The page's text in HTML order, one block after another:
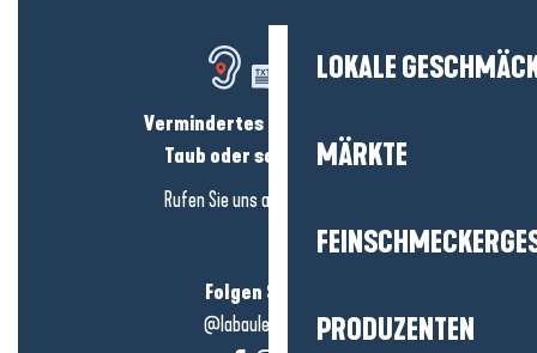
LOKALE
MÄRKTE
PRODUZENTEN
Vermindertes Hörvermögen?
Taub oder schwerhörig?
Rufen Sie uns an in
Folgen Sie uns!
@labauleguérande